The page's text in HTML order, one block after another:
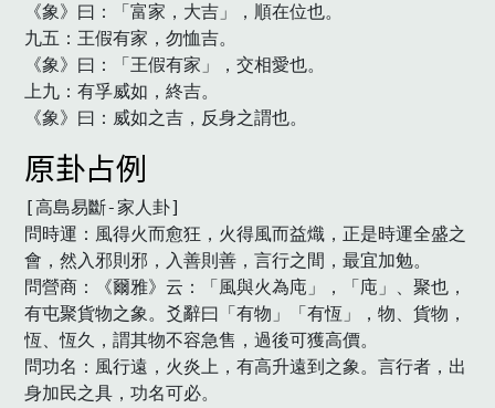
《象》曰：「富家，大吉」，順在位也。
九五：王假有家，勿恤吉。
《象》曰：「王假有家」，交相愛也。
上九：有孚威如，終吉。
《象》曰：威如之吉，反身之謂也。
原卦占例
[高島易斷-家人卦]
問時運：風得火而愈狂，火得風而益熾，正是時運全盛之
會，然入邪則邪，入善則善，言行之間，最宜加勉。
問營商：《爾雅》云：「風與火為庉」，「庉」、聚也，
有屯聚貨物之象。爻辭曰「有物」「有恆」，物、貨物，
恆、恆久，謂其物不容急售，過後可獲高價。
問功名：風行遠，火炎上，有高升遠到之象。言行者，出
身加民之具，功名可必。